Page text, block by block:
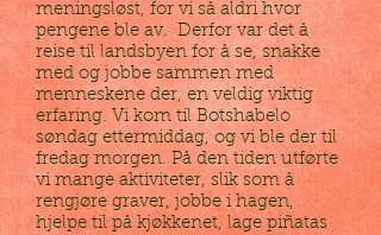
meningsløst, for vi så aldri hvor
pengene ble av. Derfor var det å
reise til landsbyen for å se, snakke
med og jobbe sammen med
menneskene der, en veldig viktig
erfaring. Vi kom til Botshabelo
søndag ettermiddag, og vi ble der til
fredag morgen. På den tiden utførte
vi mange aktiviteter, slik som å
rengjøre graver, jobbe i hagen,
hjelpe til på kjøkkenet, lage piñatas